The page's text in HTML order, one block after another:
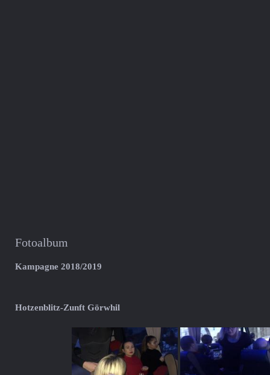
Fotoalbum
Kampagne 2018/2019
Hotzenblitz-Zunft Görwhil